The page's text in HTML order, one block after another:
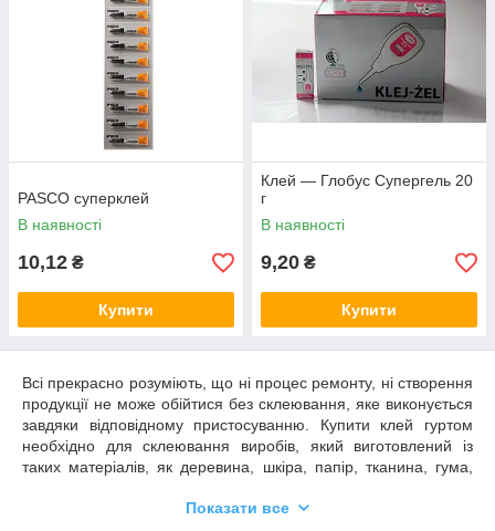
PASCO суперклей
В наявності
10,12 ₴
Купити
Клей — Глобус Супергель 20
г
В наявності
9,20 ₴
Купити
Всі прекрасно розуміють, що ні процес ремонту, ні створення
продукції не може обійтися без склеювання, яке виконується
завдяки відповідному пристосуванню. Купити клей гуртом
необхідно для склеювання виробів, який виготовлений із
таких матеріалів, як деревина, шкіра, папір, тканина, гума,
в різних сферах: під час ремонту, для створення ручної
Показати все